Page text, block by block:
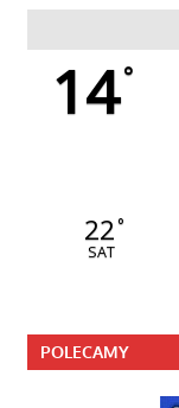
14°
22°
SAT
POLECAMY